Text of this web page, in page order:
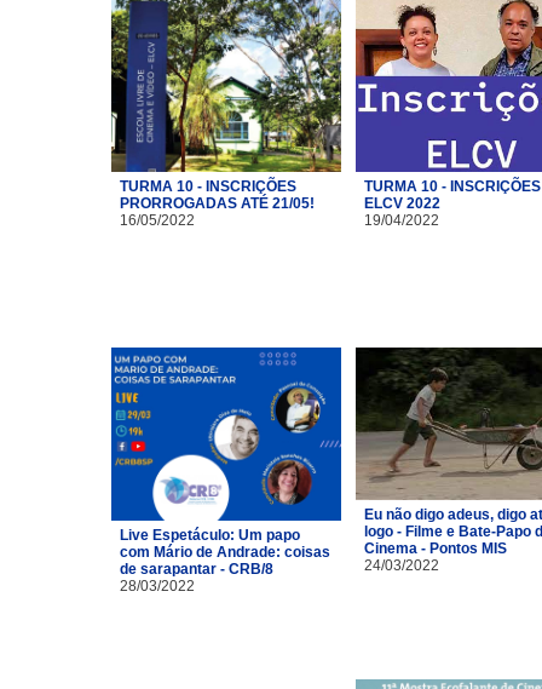
TURMA 10 - INSCRIÇÕES
PRORROGADAS ATÉ 21/05!
16/05/2022
TURMA 10 - INSCRIÇÕES
ELCV 2022
19/04/2022
Live Espetáculo: Um papo
com Mário de Andrade: coisas
de sarapantar - CRB/8
28/03/2022
Eu não digo adeus, digo
logo - Filme e Bate-Papo
Cinema - Pontos MIS
24/03/2022